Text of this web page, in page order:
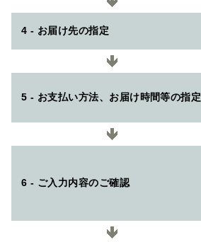
4 - お届け先の指定
5 - お支払い方法、お届け時間等の指定
6 - ご入力内容のご確認